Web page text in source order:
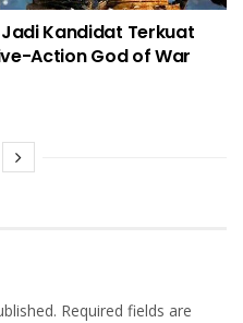
Kandidat Terkuat
Action God of War
Required fields are